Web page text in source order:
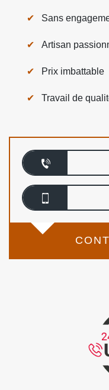
Sans
Artisan
Prix imbattable
Travail de